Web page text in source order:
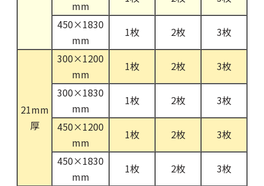
mm
450×1830
mm
1枚 2枚 3枚
21mm
厚
300×1200
mm
1枚 2枚
3枚
300×1830
mm
1枚 2枚
3枚
450×1200
mm
1枚 2枚
3枚
450×1830
mm
1枚 2枚 3枚